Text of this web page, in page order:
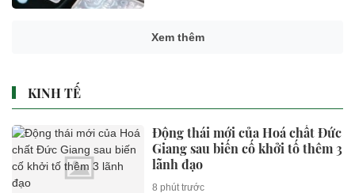
Xem thêm
KINH TẾ
Động thái mới của Hoá chất Đức
Giang sau biến cố khởi tố thêm 3
lãnh đạo
8 phút trước